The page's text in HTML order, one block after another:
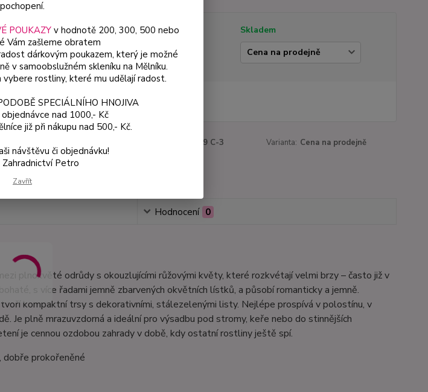
Dostupnost
Skladem
Varianta
3009 C-3 Varianta: Cena na prodejně
Hodnocení 0
plnokvěté odrůdy s okouzlujícími růžovými květy, které rozkvétají velmi brzy – často již v
s více řadami jemně zbarvených okvětních lístků, a působí romanticky a jemně.
kompaktní trsy s dekorativními, stálezelenými listy. Nejlépe prospívá v polostínu, v
Je plně mrazuvzdorná a ideální pro výsadbu pod stromy, keře nebo do stinnějších
je cennou ozdobou zahrady v době, kdy ostatní rostliny ještě spí.
dobře prokořeněné
pochopení.
POUKAZYv hodnotě 200, 300, 500 nebo
Vám zašleme obratem
dárkovým poukazem, který je možné
v samoobslužném skleníku na Mělníku.
vybere rostliny, které mu udělají radost.
SPECIÁLNÍHO HNOJIVA
nad 1000,- Kč
již při nákupu nad 500,- Kč.
návštěvu či objednávku!
Petro
Zavřít